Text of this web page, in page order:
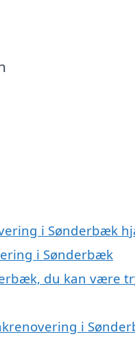
i Sønderbæk
i Sønderbæk
du kan være
i